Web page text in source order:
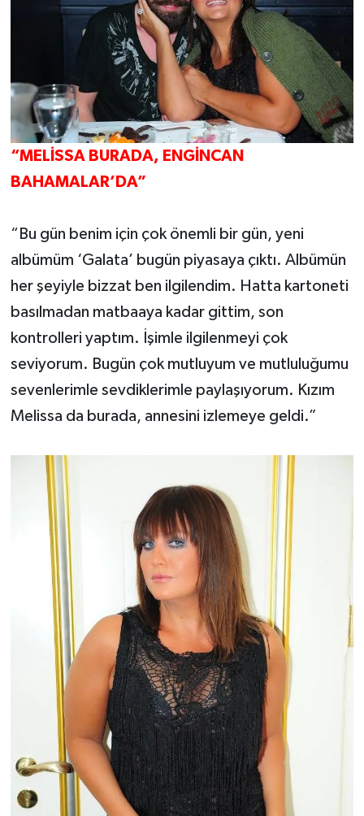
“MELİSSA BURADA, ENGİNCAN
BAHAMALAR’DA”
“Bu gün benim için çok önemli bir gün, yeni
albümüm ‘Galata’ bugün piyasaya çıktı. Albümün
her şeyiyle bizzat ben ilgilendim. Hatta kartoneti
basılmadan matbaaya kadar gittim, son
kontrolleri yaptım. İşimle ilgilenmeyi çok
seviyorum. Bugün çok mutluyum ve mutluluğumu
sevenlerimle sevdiklerimle paylaşıyorum. Kızım
Melissa da burada, annesini izlemeye geldi.”